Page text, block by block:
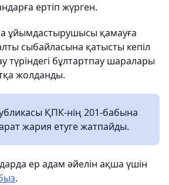
ертіп жүрген.
ұйымдастырушысы қамауға
сыбайласына қатысты кепіл
бұлтартпау шаралары
жолданды.
ҚПК-нің 201-бабына
жария етуге жатпайды.
ер адам әйелін ақша үшін
.